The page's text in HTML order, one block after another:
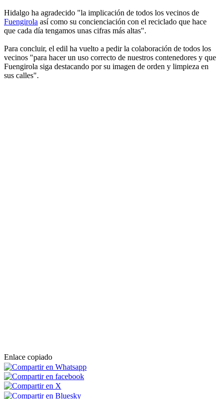
Hidalgo ha agradecido "la implicación de todos los vecinos de
Fuengirola así como su concienciación con el reciclado que hace
que cada día tengamos unas cifras más altas".
Para concluir, el edil ha vuelto a pedir la colaboración de todos los
vecinos "para hacer un uso correcto de nuestros contenedores y que
Fuengirola siga destacando por su imagen de orden y limpieza en
sus calles".
Enlace copiado